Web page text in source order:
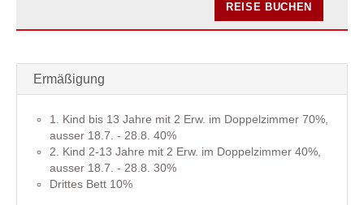
REISE BUCHEN
Ermäßigung
1. Kind bis 13 Jahre mit 2 Erw. im Doppelzimmer 70%,
ausser 18.7. - 28.8. 40%
2. Kind 2-13 Jahre mit 2 Erw. im Doppelzimmer 40%,
ausser 18.7. - 28.8. 30%
Drittes Bett 10%